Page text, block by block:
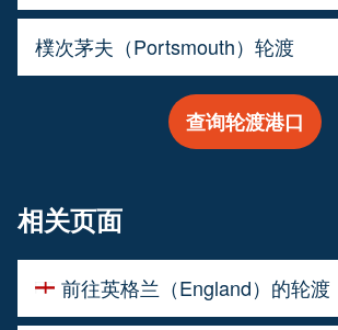
樸次茅夫（Portsmouth）轮渡
查询轮渡港口
相关页面
前往英格兰（England）的轮渡